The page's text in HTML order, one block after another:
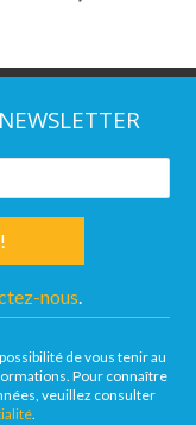
nous.
de vous tenir au
Pour connaître
veuillez consulter
.